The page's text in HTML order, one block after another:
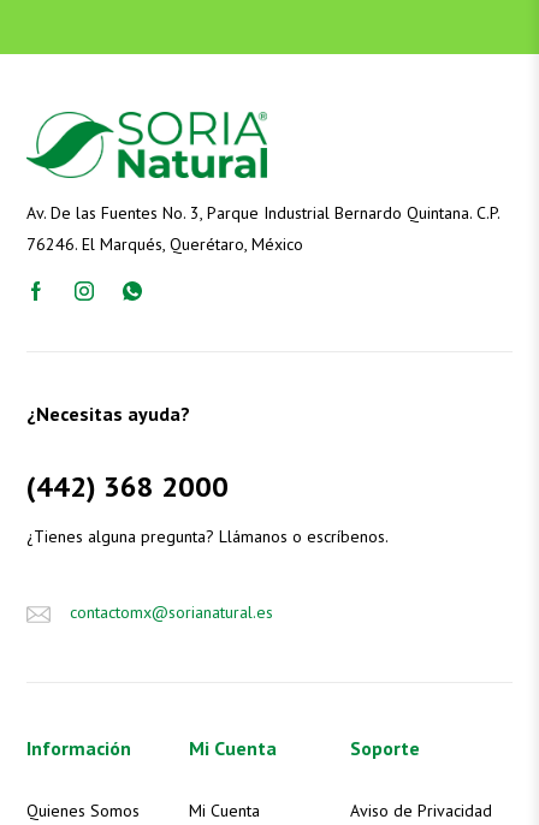
Av. De las Fuentes No. 3, Parque Industrial Bernardo Quintana. C.P.
76246. El Marqués, Querétaro, México
¿Necesitas ayuda?
(442) 368 2000
¿Tienes alguna pregunta? Llámanos o escríbenos.
contactomx@sorianatural.es
Información
Quienes Somos
Mi Cuenta
Mi Cuenta
Soporte
Aviso de Privacidad